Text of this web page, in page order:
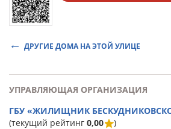
ДРУГИЕ ДОМА НА ЭТОЙ УЛИЦЕ
УПРАВЛЯЮЩАЯ ОРГАНИЗАЦИЯ
ГБУ «ЖИЛИЩНИК
(текущий рейтинг 0,00
)